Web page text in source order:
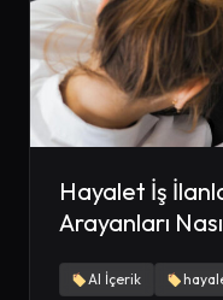
Hayalet İş
Arayanları
AI İçerik